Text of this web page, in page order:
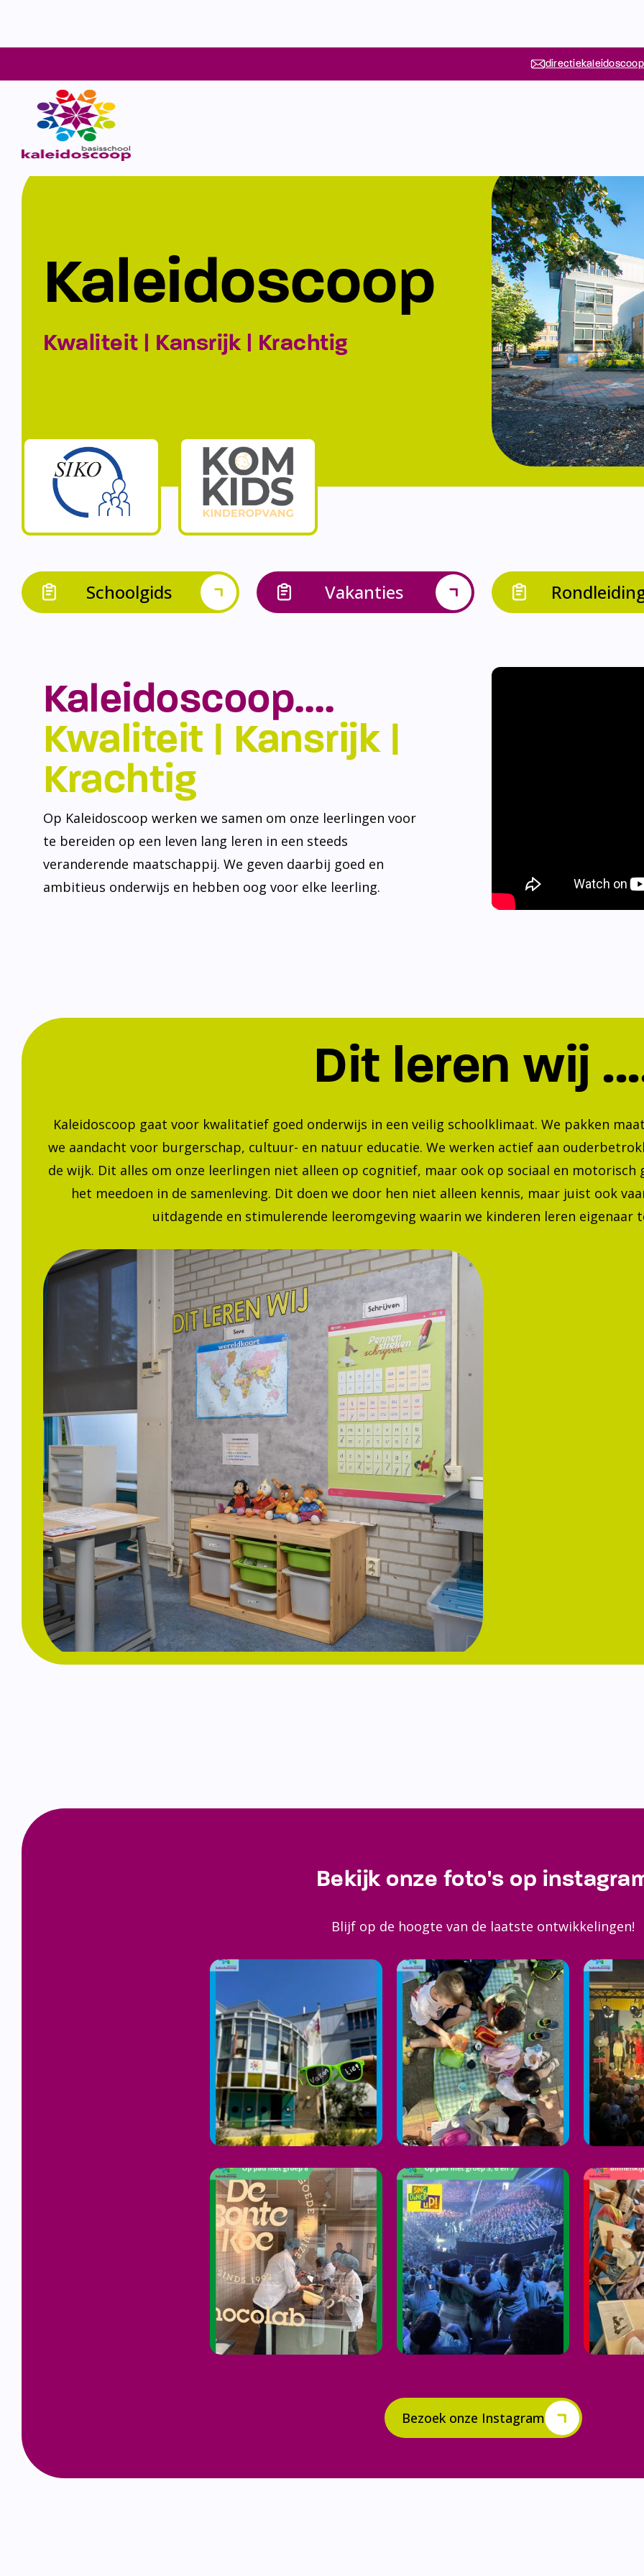
Kaleidoscoop
Kwaliteit | Kansrijk | Krachtig
Schoolgids Vakanties
Kaleidoscoop….
Kwaliteit | Kansrijk |
Krachtig
Op Kaleidoscoop werken we samen om onze leerlingen voor
te bereiden op een leven lang leren in een steeds
veranderende maatschappij. We geven daarbij goed en
ambitieus onderwijs en hebben oog voor elke leerling.
Dit leren wij
Kaleidoscoop gaat voor kwalitatief goed onderwijs in een veilig schoolklimaat. We pakken
we aandacht voor burgerschap, cultuur- en natuur educatie. We werken actief aan
de wijk. Dit alles om onze leerlingen niet alleen op cognitief, maar ook op sociaal en
het meedoen in de samenleving. Dit doen we door hen niet alleen kennis, maar juist ook
uitdagende en stimulerende leeromgeving waarin we kinderen leren eigenaar
Bekijk onze foto's op
Blijf op de hoogte van de laatste ontwikkelingen!
Bezoek onze Instagram